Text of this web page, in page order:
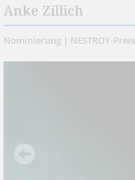
Anke Zillich
Nominierung | NESTROY-